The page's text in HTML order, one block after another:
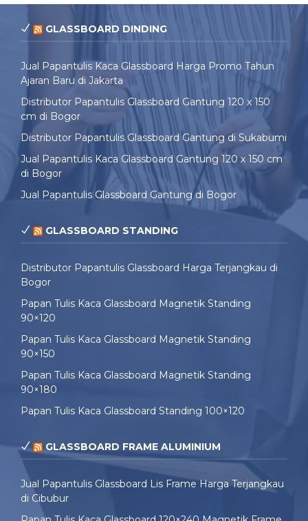
GLASSBOARD DINDING
Jual Papantulis Kaca Glassboard Harga Promo Tahun
Ajaran Baru di Jakarta
Distributor Papantulis Glassboard Gantung 120 x 150
cm di Bogor
Distributor Papantulis Glassboard Gantung di Sukabumi
Jual Papantulis Kaca Glassboard Gantung 120 x 150 cm
di Bogor
Jual Papantulis Glassboard Gantung di Bogor
GLASSBOARD STANDING
Distributor Papantulis Glassboard Harga Terjangkau di
Bogor
Papan Tulis Kaca Glassboard Magnetik Standing
90×120
Papan Tulis Kaca Glassboard Magnetik Standing
90×150
Papan Tulis Kaca Glassboard Magnetik Standing
90×180
Papan Tulis Kaca Glassboard Standing 100×120
GLASSBOARD FRAME ALUMINIUM
Jual Papantulis Glassboard Lis Frame Harga Terjangkau
di Cibubur